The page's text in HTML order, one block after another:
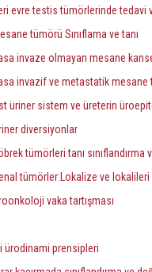
evre testis tümörlerinde tedavi
tümörü Sınıflama ve tanı
invaze olmayan mesane
invazif ve metastatik mesane
üriner sistem ve üreterin
diversiyonlar
tümörleri tanı sınıflandırma
tümörler:Lokalize ve lokalileri
vaka tartışması
ürodinami prensipleri